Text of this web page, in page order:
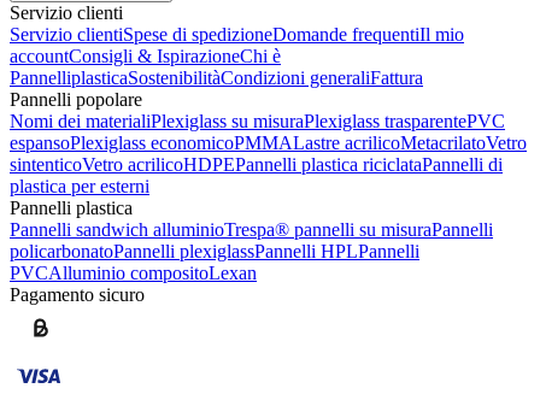
Servizio clienti
Servizio clientiSpese di spedizioneDomande frequentiIl mio
accountConsigli & IspirazioneChi è
PannelliplasticaSostenibilitàCondizioni generaliFattura
Pannelli popolare
Nomi dei materialiPlexiglass su misuraPlexiglass trasparentePVC
espansoPlexiglass economicoPMMALastre acrilicoMetacrilatoVetro
sintenticoVetro acrilicoHDPEPannelli plastica riciclataPannelli di
plastica per esterni
Pannelli plastica
Pannelli sandwich alluminioTrespa® pannelli su misuraPannelli
policarbonatoPannelli plexiglassPannelli HPLPannelli
PVCAlluminio compositoLexan
Pagamento sicuro